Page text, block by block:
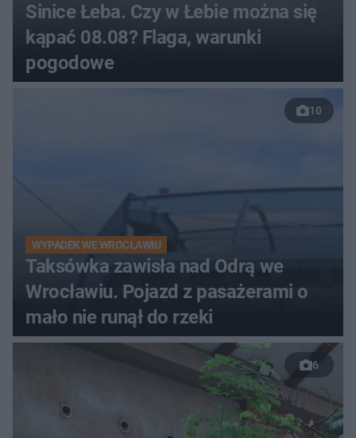
Sinice Łeba. Czy w Łebie można się
kąpać 08.08? Flaga, warunki
pogodowe
10
WYPADEK WE WROCŁAWIU
Taksówka zawisła nad Odrą we
Wrocławiu. Pojazd z pasażerami o
mało nie runął do rzeki
6